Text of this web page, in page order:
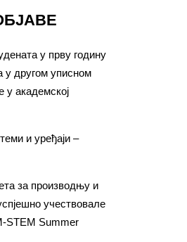
у прву годину
у другом уписном
академској
и уређаји –
за производњу и
учествовале
STEM Summer